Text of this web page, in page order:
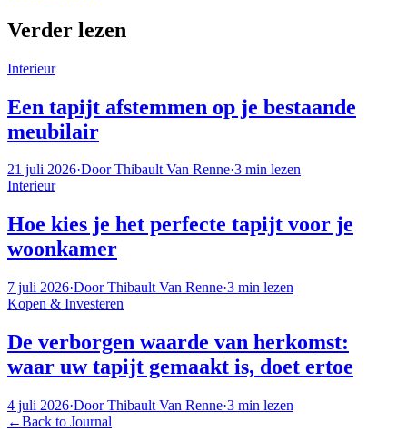
Verder lezen
Interieur
Een tapijt afstemmen op je bestaande
meubilair
21 juli 2026·Door Thibault Van Renne·3 min lezen
Interieur
Hoe kies je het perfecte tapijt voor je
woonkamer
7 juli 2026·Door Thibault Van Renne·3 min lezen
Kopen & Investeren
De verborgen waarde van herkomst:
waar uw tapijt gemaakt is, doet ertoe
4 juli 2026·Door Thibault Van Renne·3 min lezen
←Back to Journal